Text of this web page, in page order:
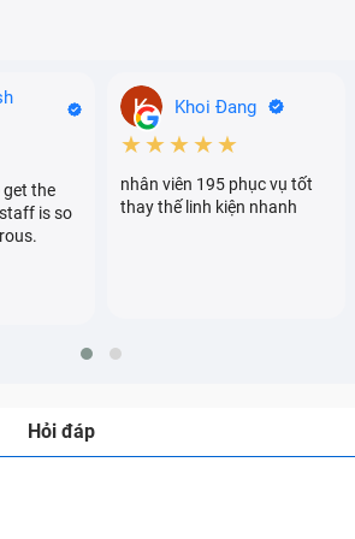
the
is so
Khoi Đang
★★★★★
nhân viên 195 phục vụ tốt
thay thế linh kiện nhanh
Hỏi đáp